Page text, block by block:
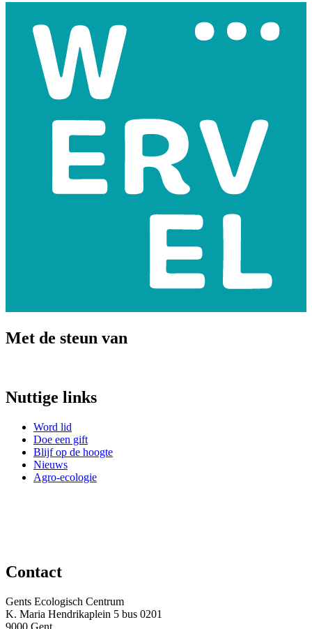
Met de steun van
Nuttige links
Word lid
Doe een gift
Blijf op de hoogte
Nieuws
Agro-ecologie
Contact
Gents Ecologisch Centrum
K. Maria Hendrikaplein 5 bus 0201
9000 Gent